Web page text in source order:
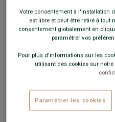
+
Voir la disponibilité en
(commandez avant 14h)
30 jours pour changer
Votre consentement à l'installation
est libre et peut être retiré à
consentement globalement en
paramétrer vos
Pour plus d'informations sur les
utilisant des cookies sur
Paramétrer les cookies